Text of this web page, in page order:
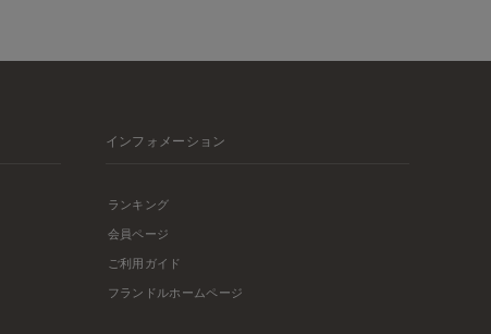
インフォメーション
ランキング
会員ページ
ご利用ガイド
フランドルホームページ